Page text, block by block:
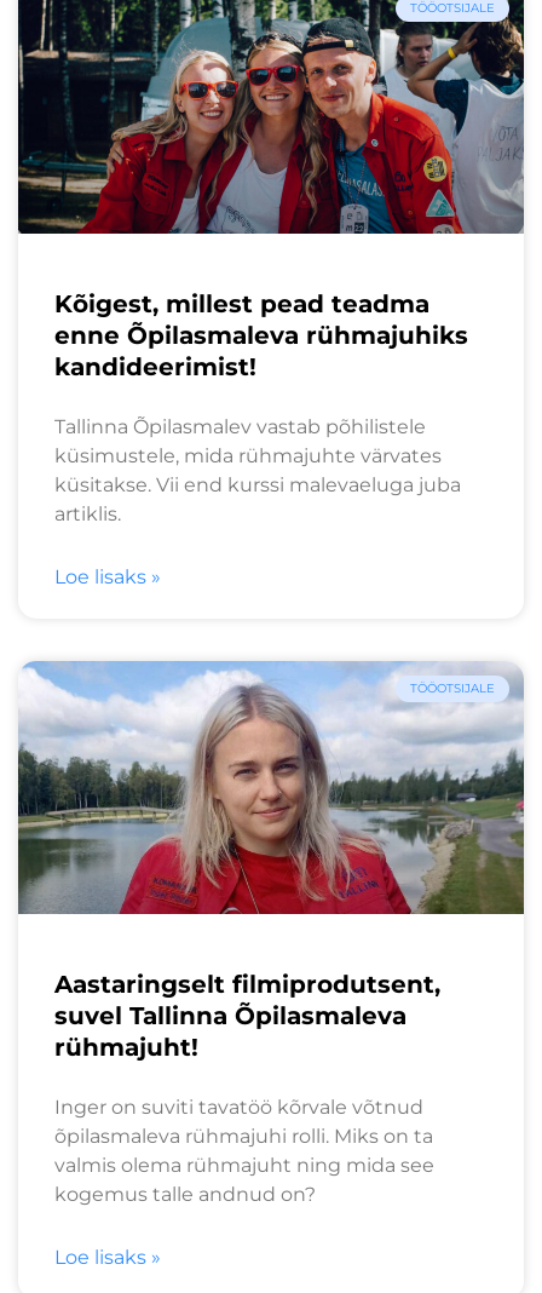
TÖÖOTSIJALE
Kõigest, millest pead teadma
enne Õpilasmaleva rühmajuhiks
kandideerimist!
Tallinna Õpilasmalev vastab põhilistele
küsimustele, mida rühmajuhte värvates
küsitakse. Vii end kurssi malevaeluga juba
artiklis.
Loe lisaks »
TÖÖOTSIJALE
Aastaringselt filmiprodutsent,
suvel Tallinna Õpilasmaleva
rühmajuht!
Inger on suviti tavatöö kõrvale võtnud
õpilasmaleva rühmajuhi rolli. Miks on ta
valmis olema rühmajuht ning mida see
kogemus talle andnud on?
Loe lisaks »